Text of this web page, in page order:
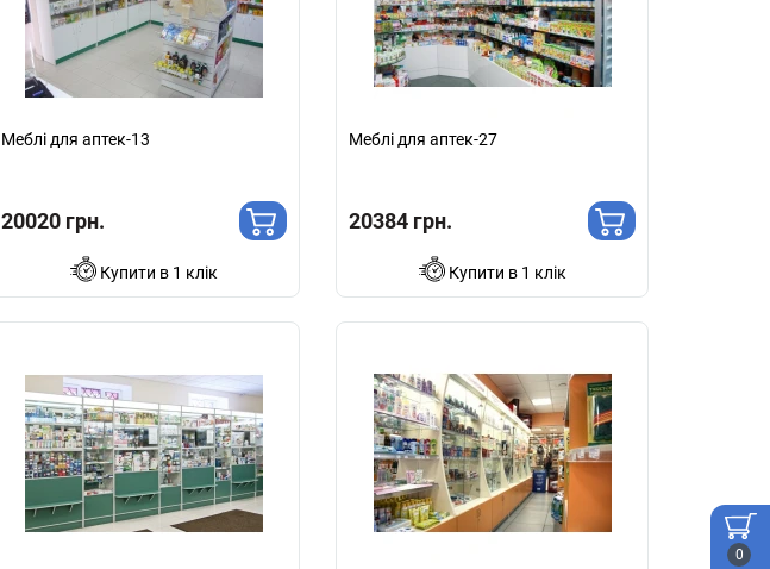
0
Меблі для аптек-13
20020 грн.
Купити в 1 клік
Меблі для аптек-27
20384 грн.
Купити в 1 клік